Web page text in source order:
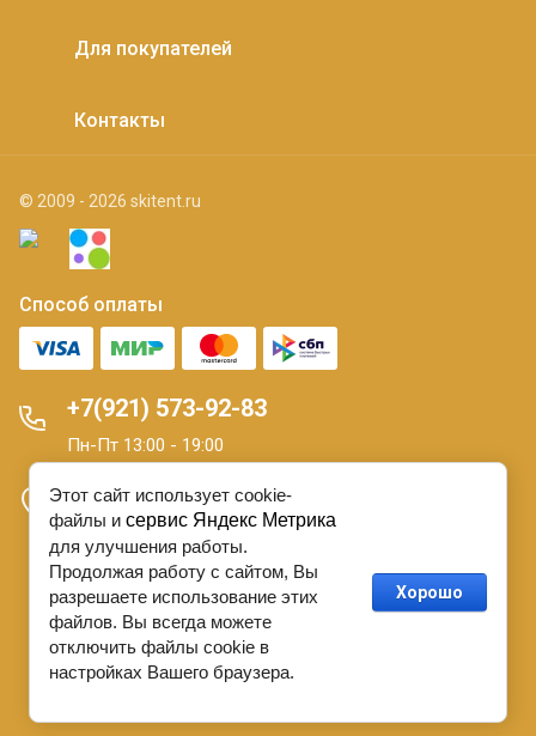
Для покупателей
Контакты
© 2009 - 2026 skitent.ru
Способ оплаты
+7(921) 573-92-83
Пн-Пт 13:00 - 19:00
Санкт-Петербург 16 линия В.О. д. 7
О персональных данных.Договор Оферты
Этот сайт использует cookie-
файлы и сервис Яндекс Метрика
для улучшения работы.
Продолжая работу с сайтом, Вы
разрешаете использование этих
файлов. Вы всегда можете
отключить файлы cookie в
настройках Вашего браузера.
Хорошо